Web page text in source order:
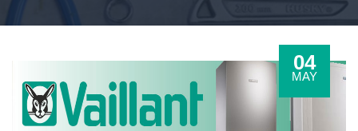
04
MAY